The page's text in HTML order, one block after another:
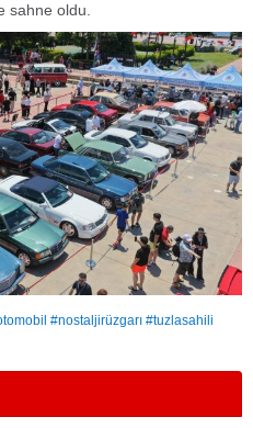
sahne oldu.
#nostaljirüzgarı #tuzlasahili